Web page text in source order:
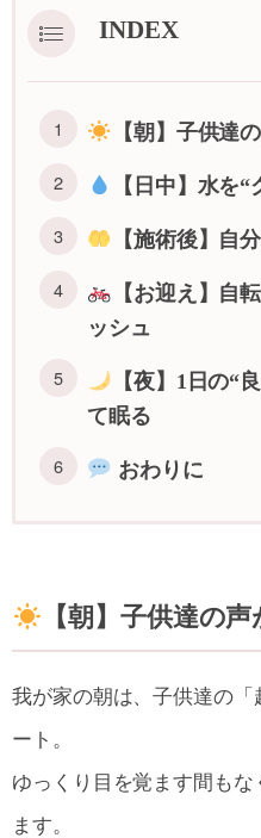
INDEX
【朝】子供達
【日中】水を“
【施術後】自
【お迎え】自
ッシュ
【夜】1日の“
て眠る
おわりに
【朝】子供達の
我が家の朝は、子供達の
ート。
ゆっくり目を覚ます間も
ます。